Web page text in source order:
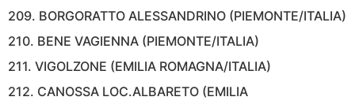
209. BORGORATTO ALESSANDRINO (PIEMONTE/ITALIA)
210. BENE VAGIENNA (PIEMONTE/ITALIA)
211. VIGOLZONE (EMILIA ROMAGNA/ITALIA)
212. CANOSSA LOC.ALBARETO (EMILIA